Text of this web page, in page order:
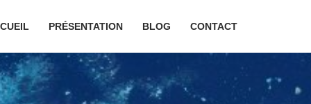
PRÉSENTATION BLOG CONTACT